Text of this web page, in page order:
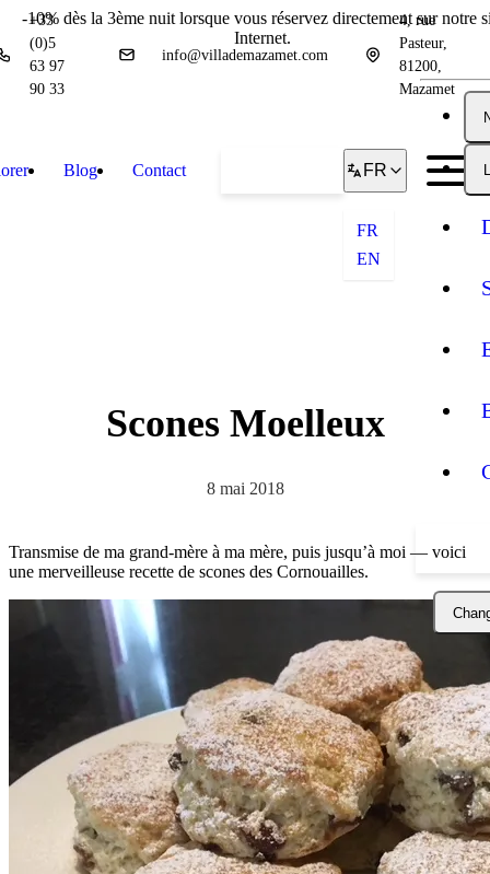
-10% dès la 3ème nuit lorsque vous réservez directement sur notre
Internet.
+33
(0)5
63 97
90 33
info@villademazamet.com
4, rue
Pasteur,
81200,
Mazamet
Blog Contact FR
FR
EN
Scones Moelleux
8 mai 2018
Transmise de ma grand-mère à ma mère, puis jusqu’à moi — voici
une merveilleuse recette de scones des Cornouailles.